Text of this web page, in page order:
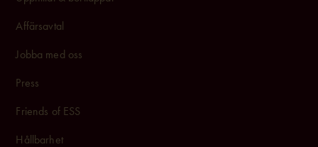
Affärsavtal
Jobba med oss
Press
Friends of ESS
Hållbarhet